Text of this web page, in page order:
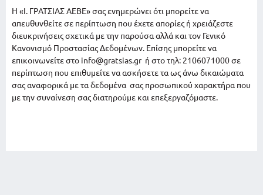
Η «Ι. ΓΡΑΤΣΙΑΣ ΑΕΒΕ» σας ενημερώνει ότι μπορείτε να
απευθυνθείτε σε περίπτωση που έχετε απορίες ή χρειάζεστε
διευκρινήσεις σχετικά με την παρούσα αλλά και τον Γενικό
Κανονισμό Προστασίας Δεδομένων. Επίσης μπορείτε να
επικοινωνείτε στο info@gratsias.gr ή στο τηλ: 2106071000 σε
περίπτωση που επιθυμείτε να ασκήσετε τα ως άνω δικαιώματα
σας αναφορικά με τα δεδομένα σας προσωπικού χαρακτήρα που
με την συναίνεση σας διατηρούμε και επεξεργαζόμαστε.